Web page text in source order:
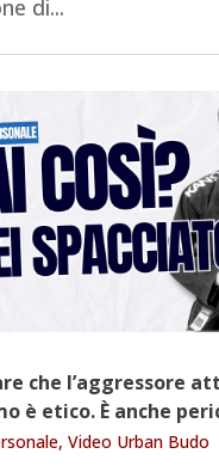
di...
che l’aggressore
è etico. È anche
, Video Urban Budo